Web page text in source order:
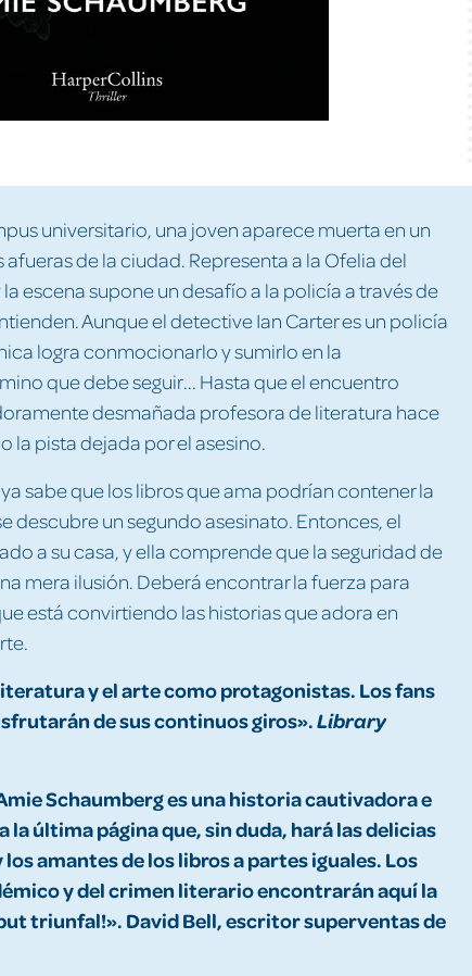
universitario, una joven aparece muerta en un
de la ciudad. Representa a la Ofelia del
escena supone un desafío a la policía a través de
Aunque el detective Ian Carter es un policía
logra conmocionarlo y sumirlo en la
que debe seguir... Hasta que el encuentro
desmañada profesora de literatura hace
la pista dejada por el asesino.
sabe que los libros que ama podrían contener la
descubre un segundo asesinato. Entonces, el
a su casa, y ella comprende que la seguridad de
mera ilusión. Deberá encontrar la fuerza para
está convirtiendo las historias que adora en
y el arte como protagonistas. Los fans
de sus continuos giros».Library
Schaumberg es una historia cautivadora e
última página que, sin duda, hará las delicias
amantes de los libros a partes iguales. Los
y del crimen literario encontrarán aquí la
triunfal!». David Bell, escritor superventas de